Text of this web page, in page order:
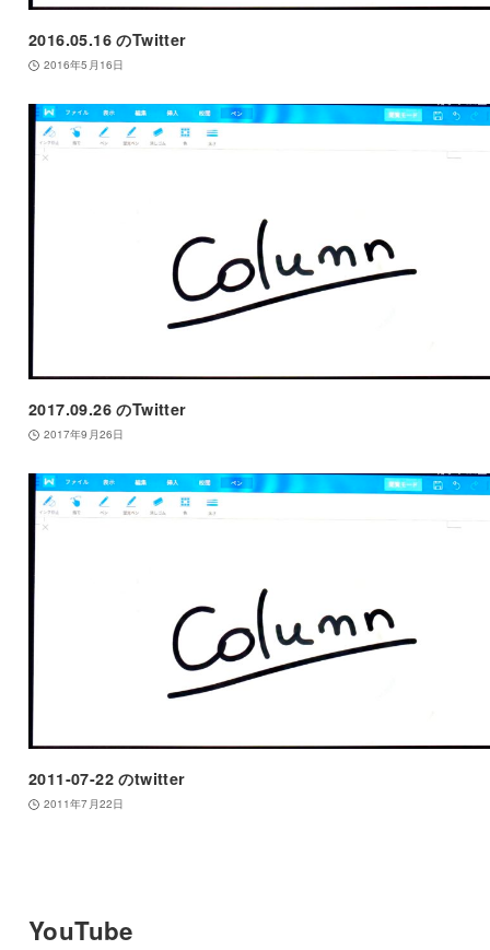
2016.05.16 のTwitter
2016年5月16日
2017.09.26 のTwitter
2017年9月26日
2011-07-22 のtwitter
2011年7月22日
YouTube